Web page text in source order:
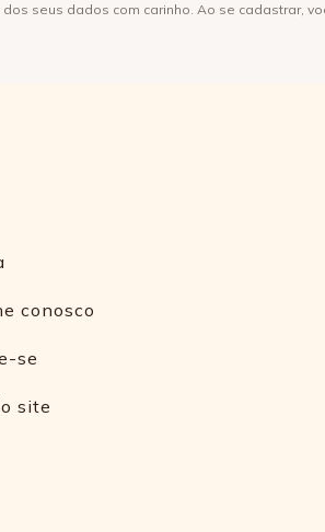
dos seus dados com carinho. Ao se cadastrar,
conosco
se
site